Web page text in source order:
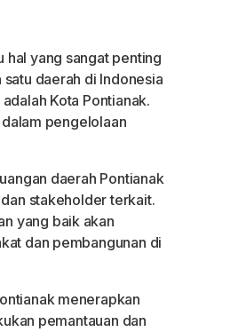
hal yang sangat penting
daerah di Indonesia
Kota Pontianak.
pengelolaan
daerah Pontianak
stakeholder terkait.
yang baik akan
dan pembangunan di
menerapkan
pemantauan dan